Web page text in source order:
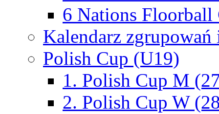
6 Nations Floorball
Kalendarz
Polish Cup (U19)
1. Polish Cup M
2. Polish Cup W